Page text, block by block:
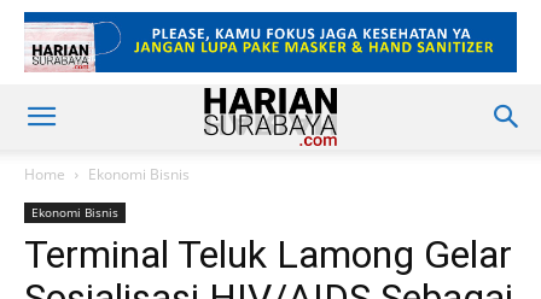
Home Ekonomi Bisnis
Ekonomi Bisnis
Terminal Teluk Lamong Gelar